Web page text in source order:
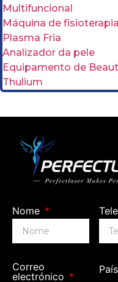
Multifuncional
Máquina de fisioterapia
Plasma Fria
Analizador da pele
Equipamento de
Thulium
Nome
Correo
electrónico
País